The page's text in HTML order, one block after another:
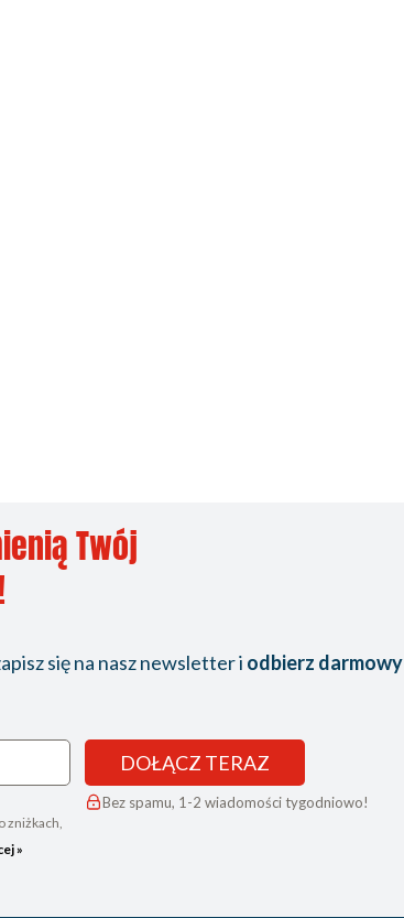
Twój
się na nasz newsletter i odbierz darmowy
zniżkach,
»
DOŁĄCZ TERAZ
Bez spamu, 1-2 wiadomości tygodniowo!